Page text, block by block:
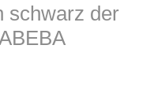
schwarz der